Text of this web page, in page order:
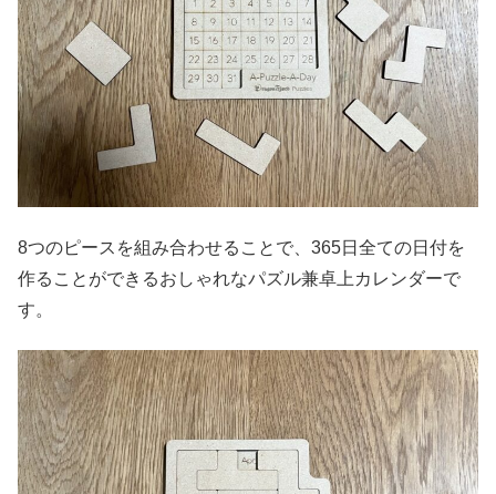
8つのピースを組み合わせることで、365日全ての日付を
作ることができるおしゃれなパズル兼卓上カレンダーで
す。